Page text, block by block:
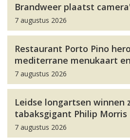
Brandweer plaatst
7 augustus 2026
Restaurant Porto Pino
mediterrane menukaart
7 augustus 2026
Leidse longartsen winnen
tabaksgigant Philip Morris
7 augustus 2026